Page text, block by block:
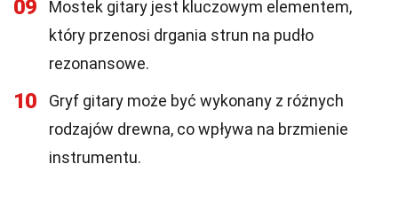
09
Mostek gitary jest kluczowym elementem,
który przenosi drgania strun na pudło
rezonansowe.
10
Gryf gitary może być wykonany z różnych
rodzajów drewna, co wpływa na brzmienie
instrumentu.